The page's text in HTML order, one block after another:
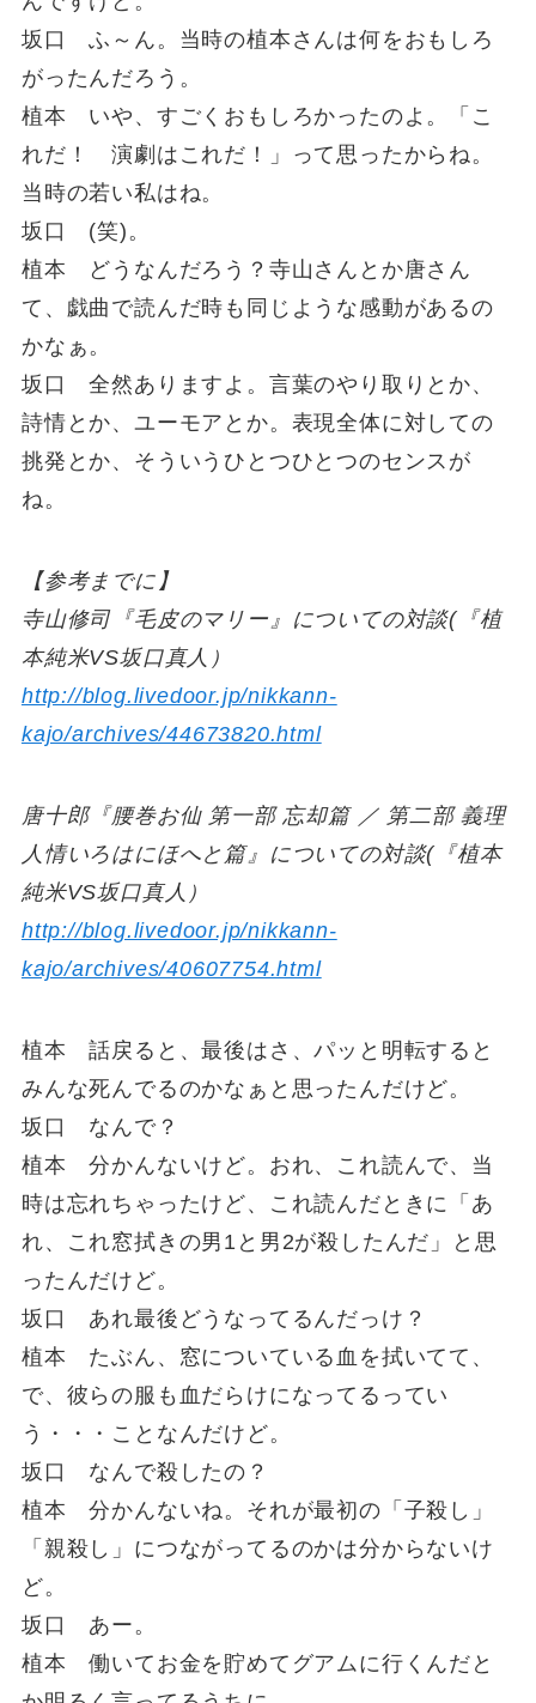
坂口 ふ～ん。当時の植本さんは何をおもしろ
がったんだろう。
植本 いや、すごくおもしろかったのよ。「こ
れだ！ 演劇はこれだ！」って思ったからね。
当時の若い私はね。
坂口 (笑)。
植本 どうなんだろう？寺山さんとか唐さん
て、戯曲で読んだ時も同じような感動があるの
かなぁ。
坂口 全然ありますよ。言葉のやり取りとか、
詩情とか、ユーモアとか。表現全体に対しての
挑発とか、そういうひとつひとつのセンスが
ね。
【参考までに】
寺山修司『毛皮のマリー』についての対談(『植
本純米VS坂口真人）
http://blog.livedoor.jp/nikkann-
kajo/archives/44673820.html
唐十郎『腰巻お仙 第一部 忘却篇 ／ 第二部 義理
人情いろはにほへと篇』についての対談(『植本
純米VS坂口真人）
http://blog.livedoor.jp/nikkann-
kajo/archives/40607754.html
植本 話戻ると、最後はさ、パッと明転すると
みんな死んでるのかなぁと思ったんだけど。
坂口 なんで？
植本 分かんないけど。おれ、これ読んで、当
時は忘れちゃったけど、これ読んだときに「あ
れ、これ窓拭きの男1と男2が殺したんだ」と思
ったんだけど。
坂口 あれ最後どうなってるんだっけ？
植本 たぶん、窓についている血を拭いてて、
で、彼らの服も血だらけになってるってい
う・・・ことなんだけど。
坂口 なんで殺したの？
植本 分かんないね。それが最初の「子殺し」
「親殺し」につながってるのかは分からないけ
ど。
坂口 あー。
植本 働いてお金を貯めてグアムに行くんだと